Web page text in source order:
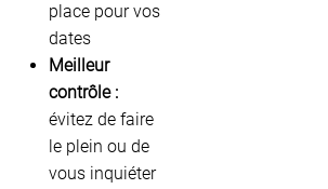
place pour vos
dates
Meilleur
contrôle :
évitez de faire
le plein ou de
vous inquiéter